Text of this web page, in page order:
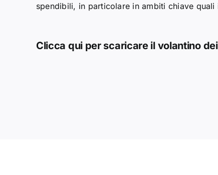
spendibili, in particolare in ambiti chiave
Clicca qui per scaricare il volantino